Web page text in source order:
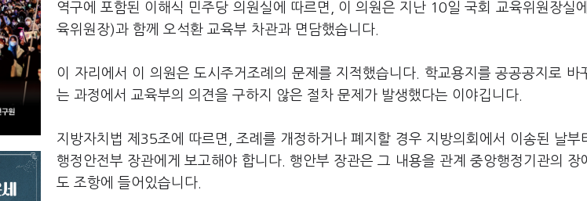
역구에 포함된 이해식 민주당 의원실에 따르면, 이 의원은 지난 10일 국회 교육위원장실
육위원장)과 함께 오석환 교육부 차관과 면담했습니다.
이 자리에서 이 의원은 도시주거조례의 문제를 지적했습니다. 학교용지를 공공공지로 바
는 과정에서 교육부의 의견을 구하지 않은 절차 문제가 발생했다는 이야깁니다.
지방자치법 제35조에 따르면, 조례를 개정하거나 폐지할 경우 지방의회에서 이송된 날부
행정안전부 장관에게 보고해야 합니다. 행안부 장관은 그 내용을 관계 중앙행정기관의 장
도 조항에 들어있습니다.